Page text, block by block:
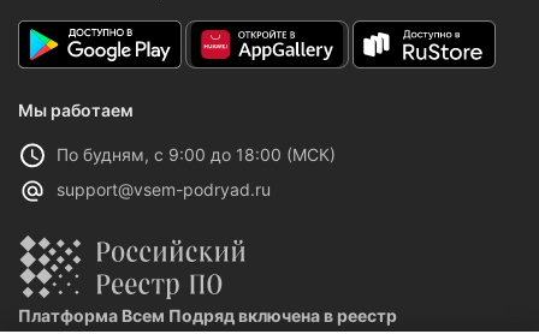
Мы работаем
По будням, с 9:00 до 18:00 (МСК)
support@vsem-podryad.ru
Платформа Всем Подряд включена в реестр